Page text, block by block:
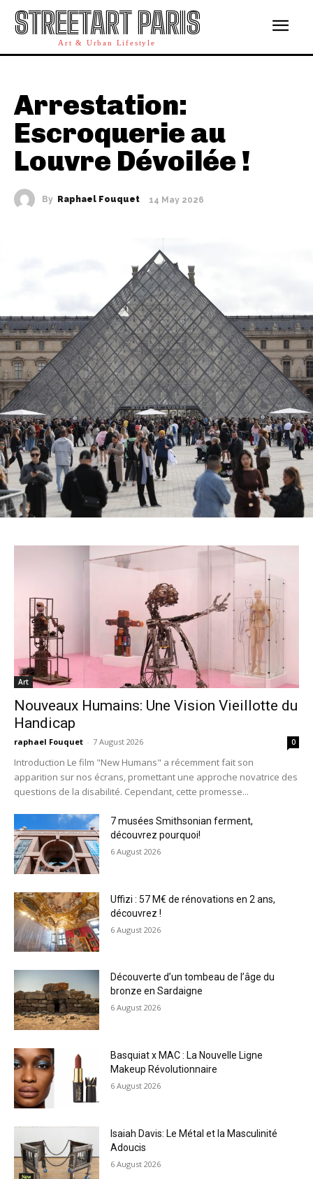
STREETART PARIS
Art & Urban Lifestyle
Arrestation:
Escroquerie au
Louvre Dévoilée !
By Raphael Fouquet 14 May 2026
Art
Nouveaux Humains: Une Vision Vieillotte du
Handicap
raphael Fouquet - 7 August 2026 0
Introduction Le film "New Humans" a récemment fait son
apparition sur nos écrans, promettant une approche novatrice des
questions de la disabilité. Cependant, cette promesse...
7 musées Smithsonian ferment,
découvrez pourquoi!
6 August 2026
Uffizi : 57 M€ de rénovations en 2 ans,
découvrez !
6 August 2026
Découverte d’un tombeau de l’âge du
bronze en Sardaigne
6 August 2026
Basquiat x MAC : La Nouvelle Ligne
Makeup Révolutionnaire
6 August 2026
Isaiah Davis: Le Métal et la Masculinité
Adoucis
6 August 2026